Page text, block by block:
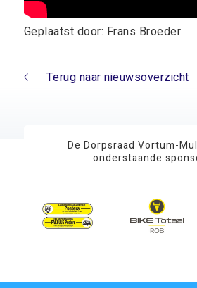
Geplaatst door: Frans Broeder
Terug naar nieuwsoverzicht
De Dorpsraad Vortum-
onderstaande